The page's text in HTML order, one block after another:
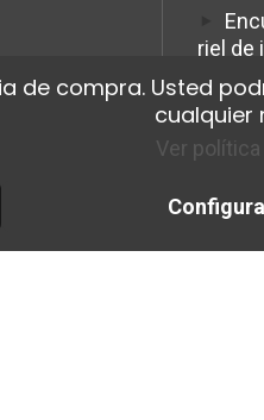
riel de
ideal.
© 2026 Cimaise
de compra. Usted
cualquier
Ver